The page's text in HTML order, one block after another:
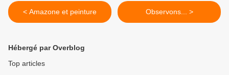
< Amazone et peinture Observons... >
Hébergé par Overblog
Top articles